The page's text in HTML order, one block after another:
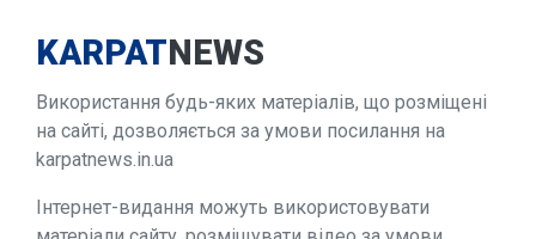
KARPATNEWS
Використання будь-яких матеріалів, що розміщені
на сайті, дозволяється за умови посилання на
karpatnews.in.ua
Інтернет-видання можуть використовувати